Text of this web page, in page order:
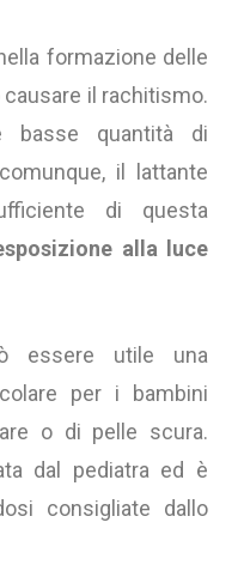
formazione delle
il rachitismo.
basse quantità di
il lattante
di questa
alla luce
essere utile una
per i bambini
o di pelle scura.
dal pediatra ed è
consigliate dallo